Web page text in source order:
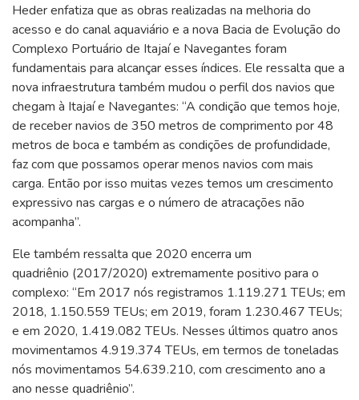
Heder enfatiza que as obras realizadas na melhoria do
acesso e do canal aquaviário e a nova Bacia de Evolução do
Complexo Portuário de Itajaí e Navegantes foram
fundamentais para alcançar esses índices. Ele ressalta que a
nova infraestrutura também mudou o perfil dos navios que
chegam à Itajaí e Navegantes: “A condição que temos hoje,
de receber navios de 350 metros de comprimento por 48
metros de boca e também as condições de profundidade,
faz com que possamos operar menos navios com mais
carga. Então por isso muitas vezes temos um crescimento
expressivo nas cargas e o número de atracações não
acompanha”.
Ele também ressalta que 2020 encerra um
quadriênio (2017/2020) extremamente positivo para o
complexo: “Em 2017 nós registramos 1.119.271 TEUs; em
2018, 1.150.559 TEUs; em 2019, foram 1.230.467 TEUs;
e em 2020, 1.419.082 TEUs. Nesses últimos quatro anos
movimentamos 4.919.374 TEUs, em termos de toneladas
nós movimentamos 54.639.210, com crescimento ano a
ano nesse quadriênio”.